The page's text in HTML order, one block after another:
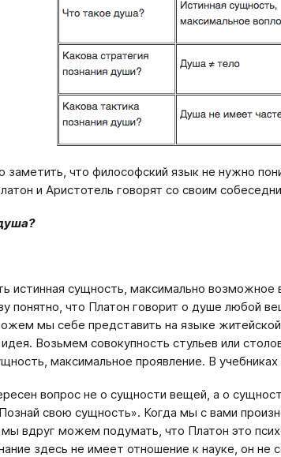
заметить, что философский язык не нужно
и Аристотель говорят со своим
истинная сущность, максимально
понятно, что Платон говорит о душе любой
мы себе представить на языке
Возьмем совокупность стульев или
максимальное проявление. В
вопрос не о сущности вещей, а о
свою сущность». Когда мы с вами
мы вдруг можем подумать, что Платон это
здесь не имеет отношение к науке, он не